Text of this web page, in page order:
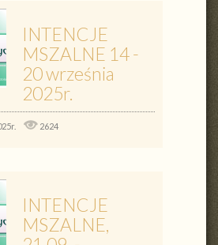
INTENCJE
MSZALNE 14 -
20 września
2025r.
2624
INTENCJE
MSZALNE,